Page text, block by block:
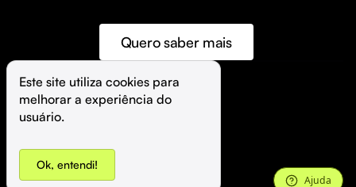
Quero saber mais
©️ Hubla Tecnologia Ltda • 2026
Este site utiliza cookies para
melhorar a experiência do
usuário.
Ok, entendi!
Ajuda